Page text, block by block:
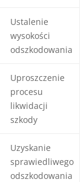
Ustalenie
wysokości
odszkodowania
Uproszczenie
procesu
likwidacji
szkody
Uzyskanie
sprawiedliwego
odszkodowania